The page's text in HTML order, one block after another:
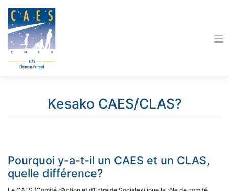
content
Kesako CAES/CLAS?
Pourquoi y-a-t-il un CAES et un CLAS,
quelle différence?